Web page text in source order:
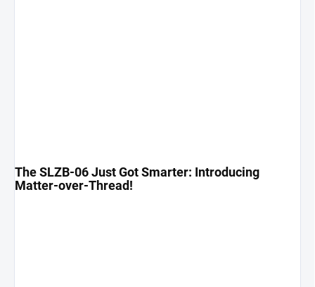
The SLZB-06 Just Got Smarter: Introducing
Matter-over-Thread!